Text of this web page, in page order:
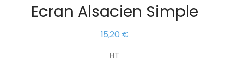
Ecran Alsacien Simple
15,20 €
HT